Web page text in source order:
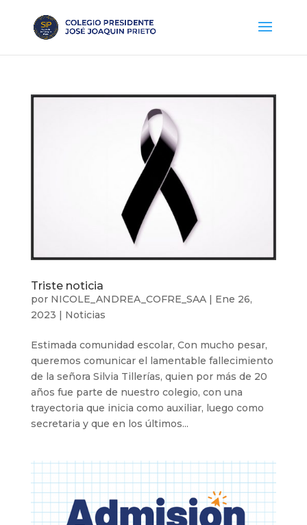
Triste noticia
por NICOLE_ANDREA_COFRE_SAA| Ene 26,
2023 | Noticias
Estimada comunidad escolar, Con mucho pesar,
queremos comunicar el lamentable fallecimiento
de la señora Silvia Tillerías, quien por más de 20
años fue parte de nuestro colegio, con una
trayectoria que inicia como auxiliar, luego como
secretaria y que en los últimos...